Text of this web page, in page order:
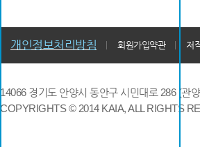
개인정보처리방침 회원가입약관 저
14066 경기도 안양시 동안구 시민대로 286 (
COPYRIGHTS © 2014 KAIA, ALL RIGHTS